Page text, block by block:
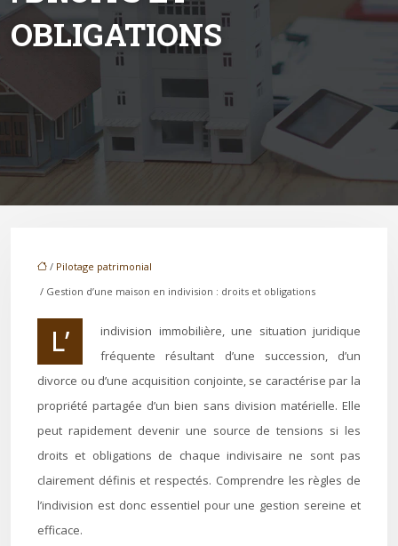
OBLIGATIONS
/ Pilotage patrimonial
/ Gestion d’une maison en indivision : droits et obligations
L’indivision immobilière, une situation juridique
fréquente résultant d’une succession, d’un
divorce ou d’une acquisition conjointe, se caractérise par la
propriété partagée d’un bien sans division matérielle. Elle
peut rapidement devenir une source de tensions si les
droits et obligations de chaque indivisaire ne sont pas
clairement définis et respectés. Comprendre les règles de
l’indivision est donc essentiel pour une gestion sereine et
efficace.